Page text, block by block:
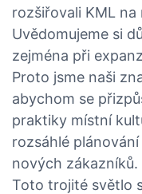
rozšiřovali KML
Uvědomujeme si
zejména při
Proto jsme naši
abychom se
praktiky místní
rozsáhlé
nových zákazníků.
Toto trojité světlo